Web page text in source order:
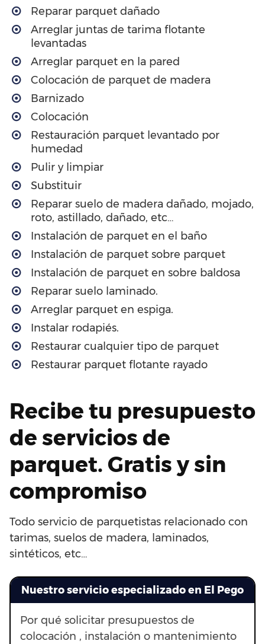
Reparar parquet dañado
Arreglar juntas de tarima flotante
levantadas
Arreglar parquet en la pared
Colocación de parquet de madera
Barnizado
Colocación
Restauración parquet levantado por
humedad
Pulir y limpiar
Substituir
Reparar suelo de madera dañado, mojado,
roto, astillado, dañado, etc…
Instalación de parquet en el baño
Instalación de parquet sobre parquet
Instalación de parquet en sobre baldosa
Reparar suelo laminado.
Arreglar parquet en espiga.
Instalar rodapiés.
Restaurar cualquier tipo de parquet
Restaurar parquet flotante rayado
Recibe tu presupuesto
de servicios de
parquet. Gratis y sin
compromiso
Todo servicio de parquetistas relacionado con
tarimas, suelos de madera, laminados,
sintéticos, etc…
Nuestro servicio especializado en El Pego
Por qué solicitar presupuestos de
colocación , instalación o mantenimiento